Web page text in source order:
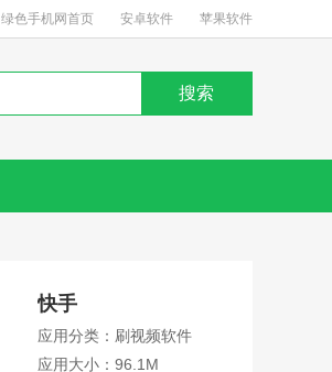
绿色手机网首页 安卓软件 苹果软件
快手
应用分类：刷视频软件
应用大小：96.1M